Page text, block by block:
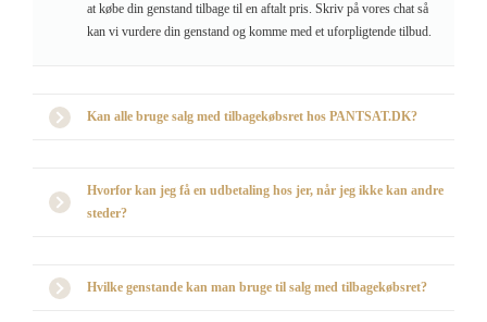
at købe din genstand tilbage til en aftalt pris. Skriv på vores chat så
kan vi vurdere din genstand og komme med et uforpligtende tilbud.
Kan alle bruge salg med tilbagekøbsret hos PANTSAT.DK?
Hvorfor kan jeg få en udbetaling hos jer, når jeg ikke kan andre
steder?
Hvilke genstande kan man bruge til salg med tilbagekøbsret?